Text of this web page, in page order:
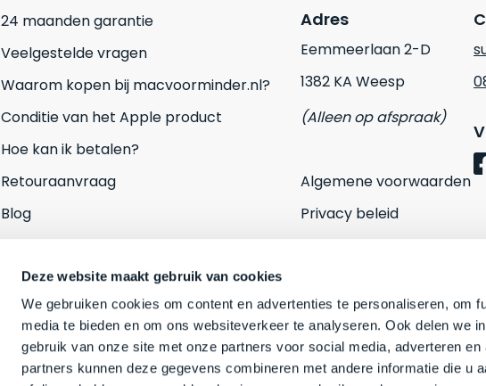
Deze website maakt gebruik van cookies
We gebruiken cookies om content en advertenties te personaliseren, om
media te bieden en om ons websiteverkeer te analyseren. Ook delen we
gebruik van onze site met onze partners voor social media, adverteren en
partners kunnen deze gegevens combineren met andere informatie die u
24 maanden garantie
Veelgestelde vragen
Waarom kopen bij macvoorminder.nl?
Conditie van het Apple product
Hoe kan ik betalen?
Retouraanvraag
Blog
Adres
Eemmeerlaan 2-D
1382 KA Weesp
(Alleen op afspraak)
Algemene voorwaarden
Privacy beleid